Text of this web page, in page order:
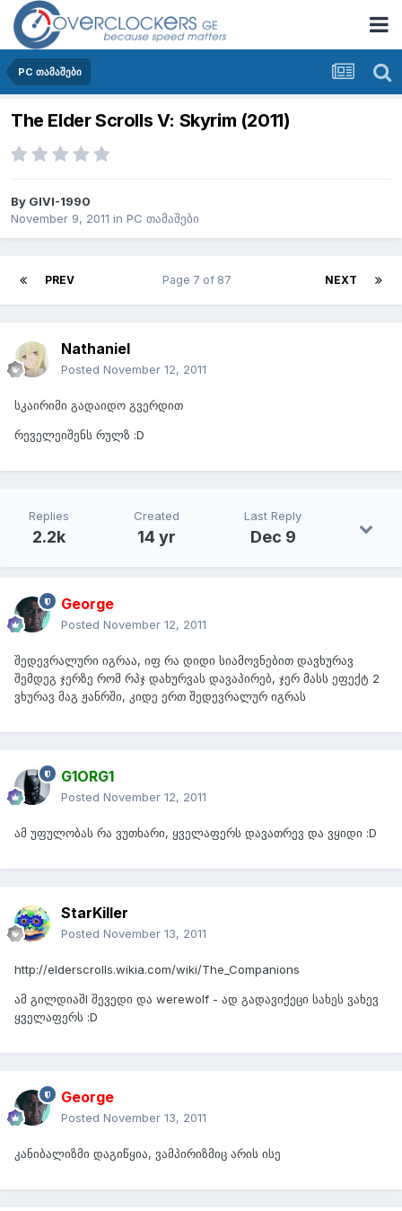
PC თამაშები
The Elder Scrolls V: Skyrim (2011)
By GIVI-1990
November 9, 2011 in PC თამაშები
PREV NEXT
Page 7 of 87
Nathaniel
Posted November 12, 2011
სკაირიმი გადაიდო გვერდით
რეველეიშენს რულზ :D
Replies
2.2k
Created
14 yr
Last Reply
Dec 9
George
Posted November 12, 2011
შედევრალური იგრაა, იფ რა დიდი სიამოვნებით დავხურავ
შემდეგ ჯერზე რომ რპჯ დახურვას დავაპირებ, ჯერ მასს ეფექტ 2
ვხურავ მაგ ჟანრში, კიდე ერთ შედევრალურ იგრას
G1ORG1
Posted November 12, 2011
ამ უფულობას რა ვუთხარი, ყველაფერს დავათრევ და ვყიდი :D
StarKiller
Posted November 13, 2011
http://elderscrolls.wikia.com/wiki/The_Companions
ამ გილდიაშI შევედი და werewolf - ად გადავიქეცი სახეს ვახევ
ყველაფერს :D
George
Posted November 13, 2011
კანიბალიზმი დაგიწყია, ვამპირიზმიც არის ისე